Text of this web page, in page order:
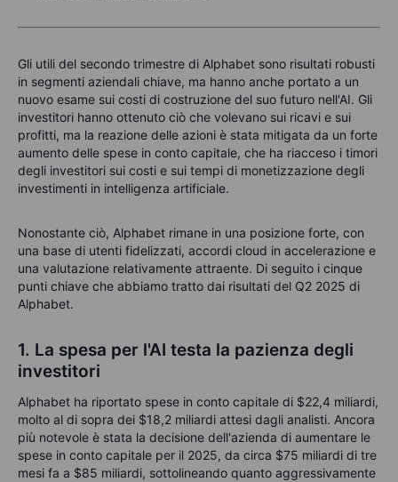
Gli utili del secondo trimestre di Alphabet sono risultati robusti
in segmenti aziendali chiave, ma hanno anche portato a un
nuovo esame sui costi di costruzione del suo futuro nell'AI. Gli
investitori hanno ottenuto ciò che volevano sui ricavi e sui
profitti, ma la reazione delle azioni è stata mitigata da un forte
aumento delle spese in conto capitale, che ha riacceso i timori
degli investitori sui costi e sui tempi di monetizzazione degli
investimenti in intelligenza artificiale.
Nonostante ciò, Alphabet rimane in una posizione forte, con
una base di utenti fidelizzati, accordi cloud in accelerazione e
una valutazione relativamente attraente. Di seguito i cinque
punti chiave che abbiamo tratto dai risultati del Q2 2025 di
Alphabet.
1. La spesa per l'AI testa la pazienza degli
investitori
Alphabet ha riportato spese in conto capitale di $22,4 miliardi,
molto al di sopra dei $18,2 miliardi attesi dagli analisti. Ancora
più notevole è stata la decisione dell'azienda di aumentare le
spese in conto capitale per il 2025, da circa $75 miliardi di tre
mesi fa a $85 miliardi, sottolineando quanto aggressivamente